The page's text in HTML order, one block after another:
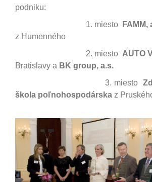
podniku:
1. miesto
FAMM,
z Humenného
2. miesto AUTO
Bratislavy a BK group, a.s.
3. miesto
škola poľnohospodárska z